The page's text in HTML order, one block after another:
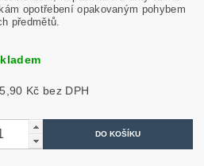
opotřebení opakovaným pohybem
předmětů.
25,90 Kč bez DPH